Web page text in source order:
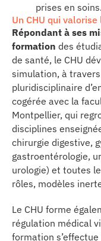
prises en soins.
Un CHU qui
Répondant à ses
formation des
de santé, le CHU
simulation, à
pluridisciplinaire
cogérée avec la
Montpellier, qui
disciplines
chirurgie digestive,
gastroentérologie,
urologie) et toutes
rôles, modèles
Le CHU forme
régulation médical
formation